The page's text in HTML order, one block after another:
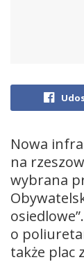
Nowa
na
wybrana
o
także plac